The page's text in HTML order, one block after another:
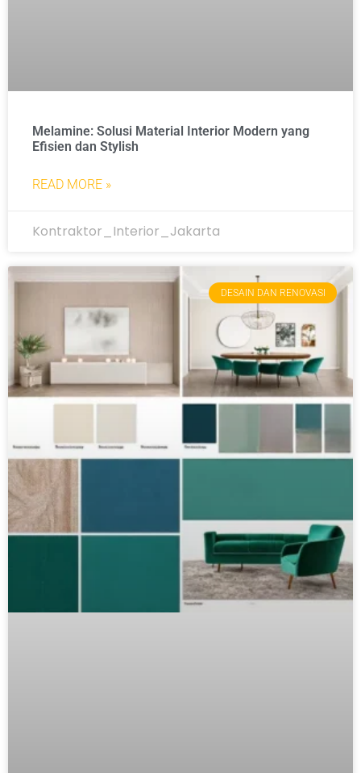
Melamine: Solusi Material Interior Modern yang
Efisien dan Stylish
READ MORE »
Kontraktor_Interior_Jakarta
DESAIN DAN RENOVASI